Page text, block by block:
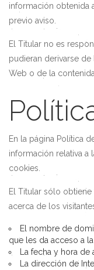
información obtenida
previo aviso.
El Titular no es
pudieran derivarse
Web o de la
En la página Política
información relativa a
cookies.
El Titular sólo
acerca de los
El nombre de
que les da acceso a la
La fecha y hora
La dirección de